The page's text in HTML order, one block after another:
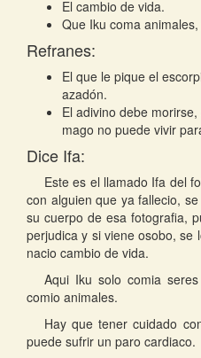
El cambio de vida.
Que Iku coma
Refranes:
El que le pique el
azadón.
El adivino debe
mago no puede vivir
Dice Ifa:
Este es el llamado Ifa del
con alguien que ya fallecio,
su cuerpo de esa fotografia,
perjudica y si viene osobo, se
nacio cambio de vida.
Aqui Iku solo comia
comio animales.
Hay que tener cuidado
puede sufrir un paro cardiaco.